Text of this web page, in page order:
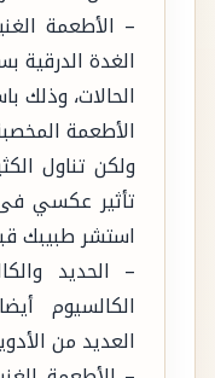
– الأطعمة
الغدة
الحالات، وذلك
الأطعمة
ولكن تناول
تأثير عكسي
استشر طبيبك
– الحديد
الكالسيوم
العديد من